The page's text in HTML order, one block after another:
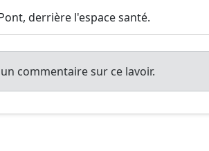
derrière l'espace santé.
commentaire sur ce lavoir.